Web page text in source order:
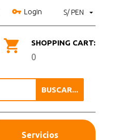
S/ PEN
Login
SHOPPING CART:
0
BUSCAR...
Servicios